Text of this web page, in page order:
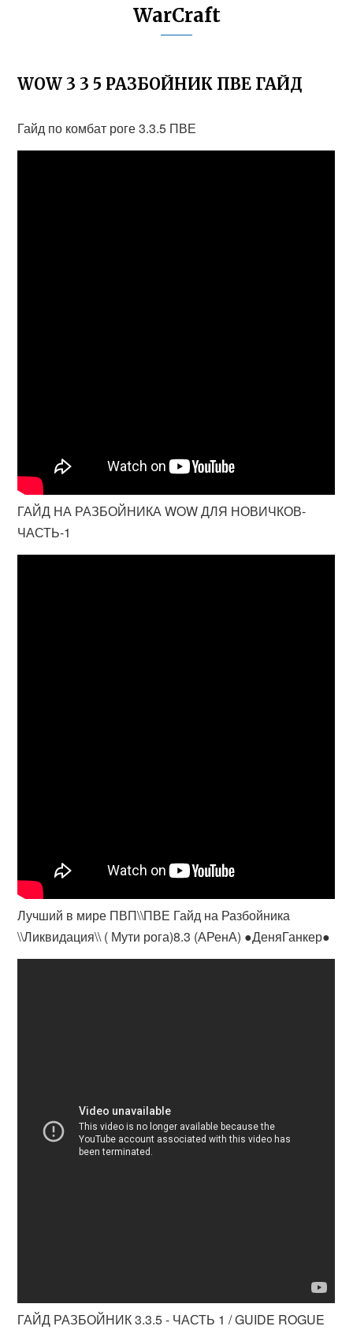
WarCraft
WOW 3 3 5 РАЗБОЙНИК ПВЕ ГАЙД
Гайд по комбат роге 3.3.5 ПВЕ
ГАЙД НА РАЗБОЙНИКА WOW ДЛЯ НОВИЧКОВ-
ЧАСТЬ-1
Лучший в мире ПВП\\ПВЕ Гайд на Разбойника
\\Ликвидация\\ ( Мути рога)8.3 (АРенА) ●ДеняГанкер●
ГАЙД РАЗБОЙНИК 3.3.5 - ЧАСТЬ 1 / GUIDE ROGUE